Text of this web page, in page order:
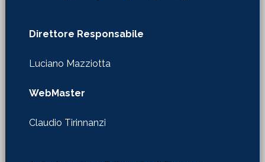
WebMaster
Claudio Tirinnanzi